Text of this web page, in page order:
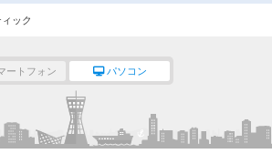
ック
ートフォン パソコン